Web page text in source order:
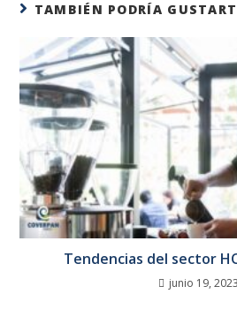
TAMBIÉN PODRÍA
Tendencias del sector
junio 19, 2023